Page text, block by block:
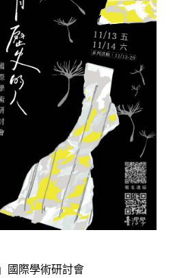
國際學術研討會